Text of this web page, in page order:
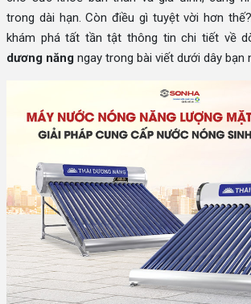
trong dài hạn. Còn điều gì tuyệt vời hơn
khám phá tất tần tật thông tin chi tiết về
dương năng ngay trong bài viết dưới dây bạn